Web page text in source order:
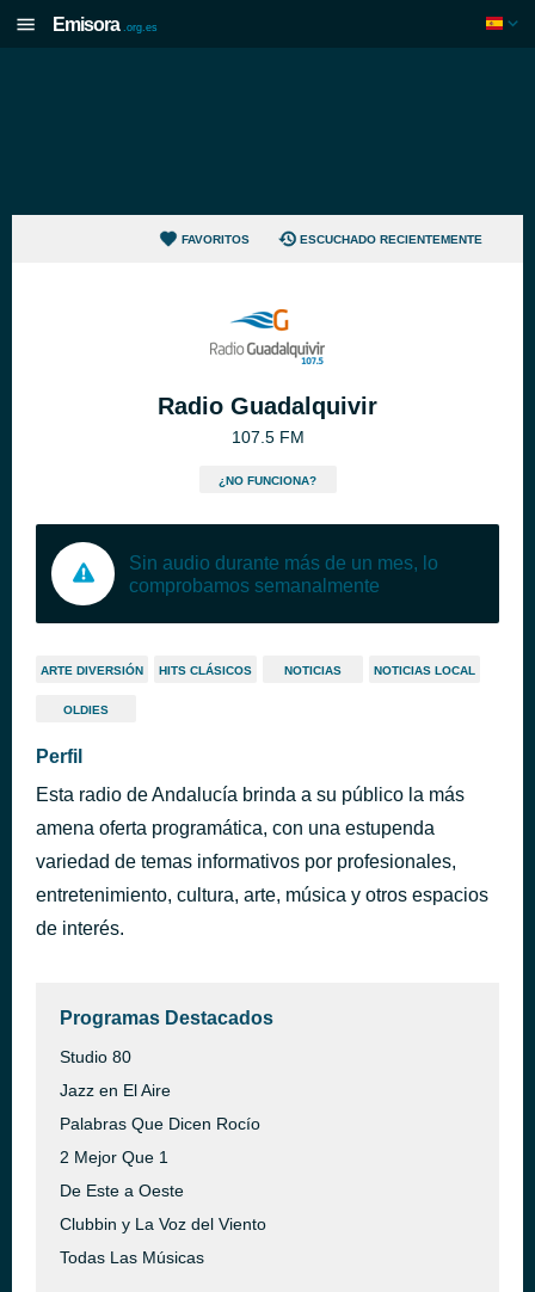
Emisora .org.es
FAVORITOS ESCUCHADO RECIENTEMENTE
Radio Guadalquivir
107.5 FM
¿NO FUNCIONA?
Sin audio durante más de un mes, lo
comprobamos semanalmente
ARTE DIVERSIÓN HITS CLÁSICOS NOTICIAS NOTICIAS LOCAL
OLDIES
Perfil
Esta radio de Andalucía brinda a su público la más
amena oferta programática, con una estupenda
variedad de temas informativos por profesionales,
entretenimiento, cultura, arte, música y otros espacios
de interés.
Programas Destacados
Studio 80
Jazz en El Aire
Palabras Que Dicen Rocío
2 Mejor Que 1
De Este a Oeste
Clubbin y La Voz del Viento
Todas Las Músicas